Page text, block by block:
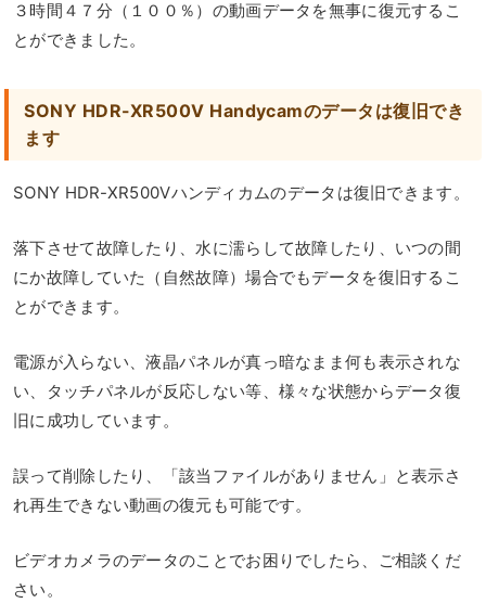
３時間４７分（１００％）の動画データを無事に復元するこ
とができました。
SONY HDR-XR500V Handycamのデータは復旧でき
ます
SONY HDR-XR500Vハンディカムのデータは復旧できます。
落下させて故障したり、水に濡らして故障したり、いつの間
にか故障していた（自然故障）場合でもデータを復旧するこ
とができます。
電源が入らない、液晶パネルが真っ暗なまま何も表示されな
い、タッチパネルが反応しない等、様々な状態からデータ復
旧に成功しています。
誤って削除したり、「該当ファイルがありません」と表示さ
れ再生できない動画の復元も可能です。
ビデオカメラのデータのことでお困りでしたら、ご相談くだ
さい。